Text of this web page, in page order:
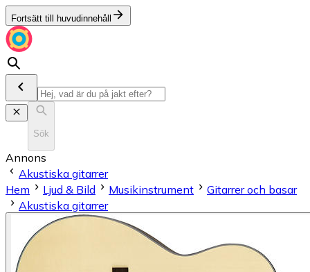
Fortsätt till huvudinnehåll
Sök
Annons
Akustiska gitarrer
Hem
Ljud & Bild Musikinstrument
Gitarrer och basar
Akustiska gitarrer